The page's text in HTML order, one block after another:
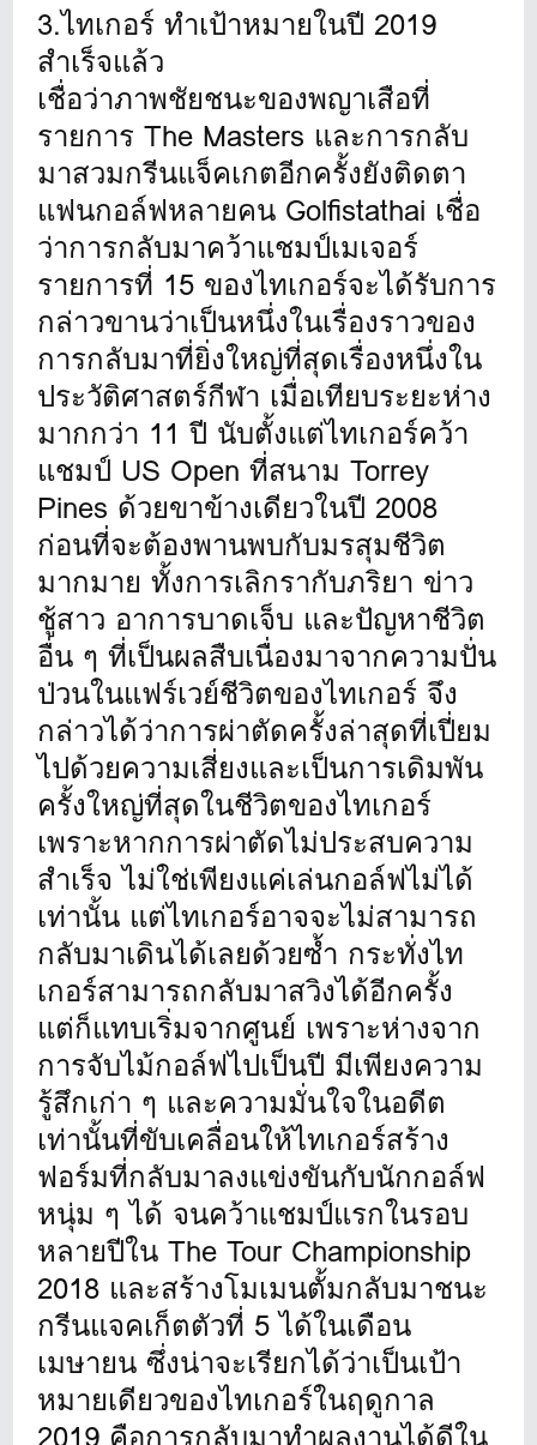
3.ไทเกอร์ ทำเป้าหมายในปี 2019
สำเร็จแล้ว
เชื่อว่าภาพชัยชนะของพญาเสือที่
รายการ The Masters และการกลับ
มาสวมกรีนแจ็คเกตอีกครั้งยังติดตา
แฟนกอล์ฟหลายคน Golfistathai เชื่อ
ว่าการกลับมาคว้าแชมป์เมเจอร์
รายการที่ 15 ของไทเกอร์จะได้รับการ
กล่าวขานว่าเป็นหนึ่งในเรื่องราวของ
การกลับมาที่ยิ่งใหญ่ที่สุดเรื่องหนึ่งใน
ประวัติศาสตร์กีฬา เมื่อเทียบระยะห่าง
มากกว่า 11 ปี นับตั้งแต่ไทเกอร์คว้า
แชมป์ US Open ที่สนาม Torrey
Pines ด้วยขาข้างเดียวในปี 2008
ก่อนที่จะต้องพานพบกับมรสุมชีวิต
มากมาย ทั้งการเลิกรากับภริยา ข่าว
ชู้สาว อาการบาดเจ็บ และปัญหาชีวิต
อื่น ๆ ที่เป็นผลสืบเนื่องมาจากความปั่น
ป่วนในแฟร์เวย์ชีวิตของไทเกอร์ จึง
กล่าวได้ว่าการผ่าตัดครั้งล่าสุดที่เปี่ยม
ไปด้วยความเสี่ยงและเป็นการเดิมพัน
ครั้งใหญ่ที่สุดในชีวิตของไทเกอร์
เพราะหากการผ่าตัดไม่ประสบความ
สำเร็จ ไม่ใช่เพียงแค่เล่นกอล์ฟไม่ได้
เท่านั้น แต่ไทเกอร์อาจจะไม่สามารถ
กลับมาเดินได้เลยด้วยซ้ำ กระทั่งไท
เกอร์สามารถกลับมาสวิงได้อีกครั้ง
แต่ก็แทบเริ่มจากศูนย์ เพราะห่างจาก
การจับไม้กอล์ฟไปเป็นปี มีเพียงความ
รู้สึกเก่า ๆ และความมั่นใจในอดีต
เท่านั้นที่ขับเคลื่อนให้ไทเกอร์สร้าง
ฟอร์มที่กลับมาลงแข่งขันกับนักกอล์ฟ
หนุ่ม ๆ ได้ จนคว้าแชมป์แรกในรอบ
หลายปีใน The Tour Championship
2018 และสร้างโมเมนตั้มกลับมาชนะ
กรีนแจคเก็ตตัวที่ 5 ได้ในเดือน
เมษายน ซึ่งน่าจะเรียกได้ว่าเป็นเป้า
หมายเดียวของไทเกอร์ในฤดูกาล